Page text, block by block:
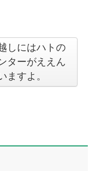
しにはハトの
ターがええん
ますよ。